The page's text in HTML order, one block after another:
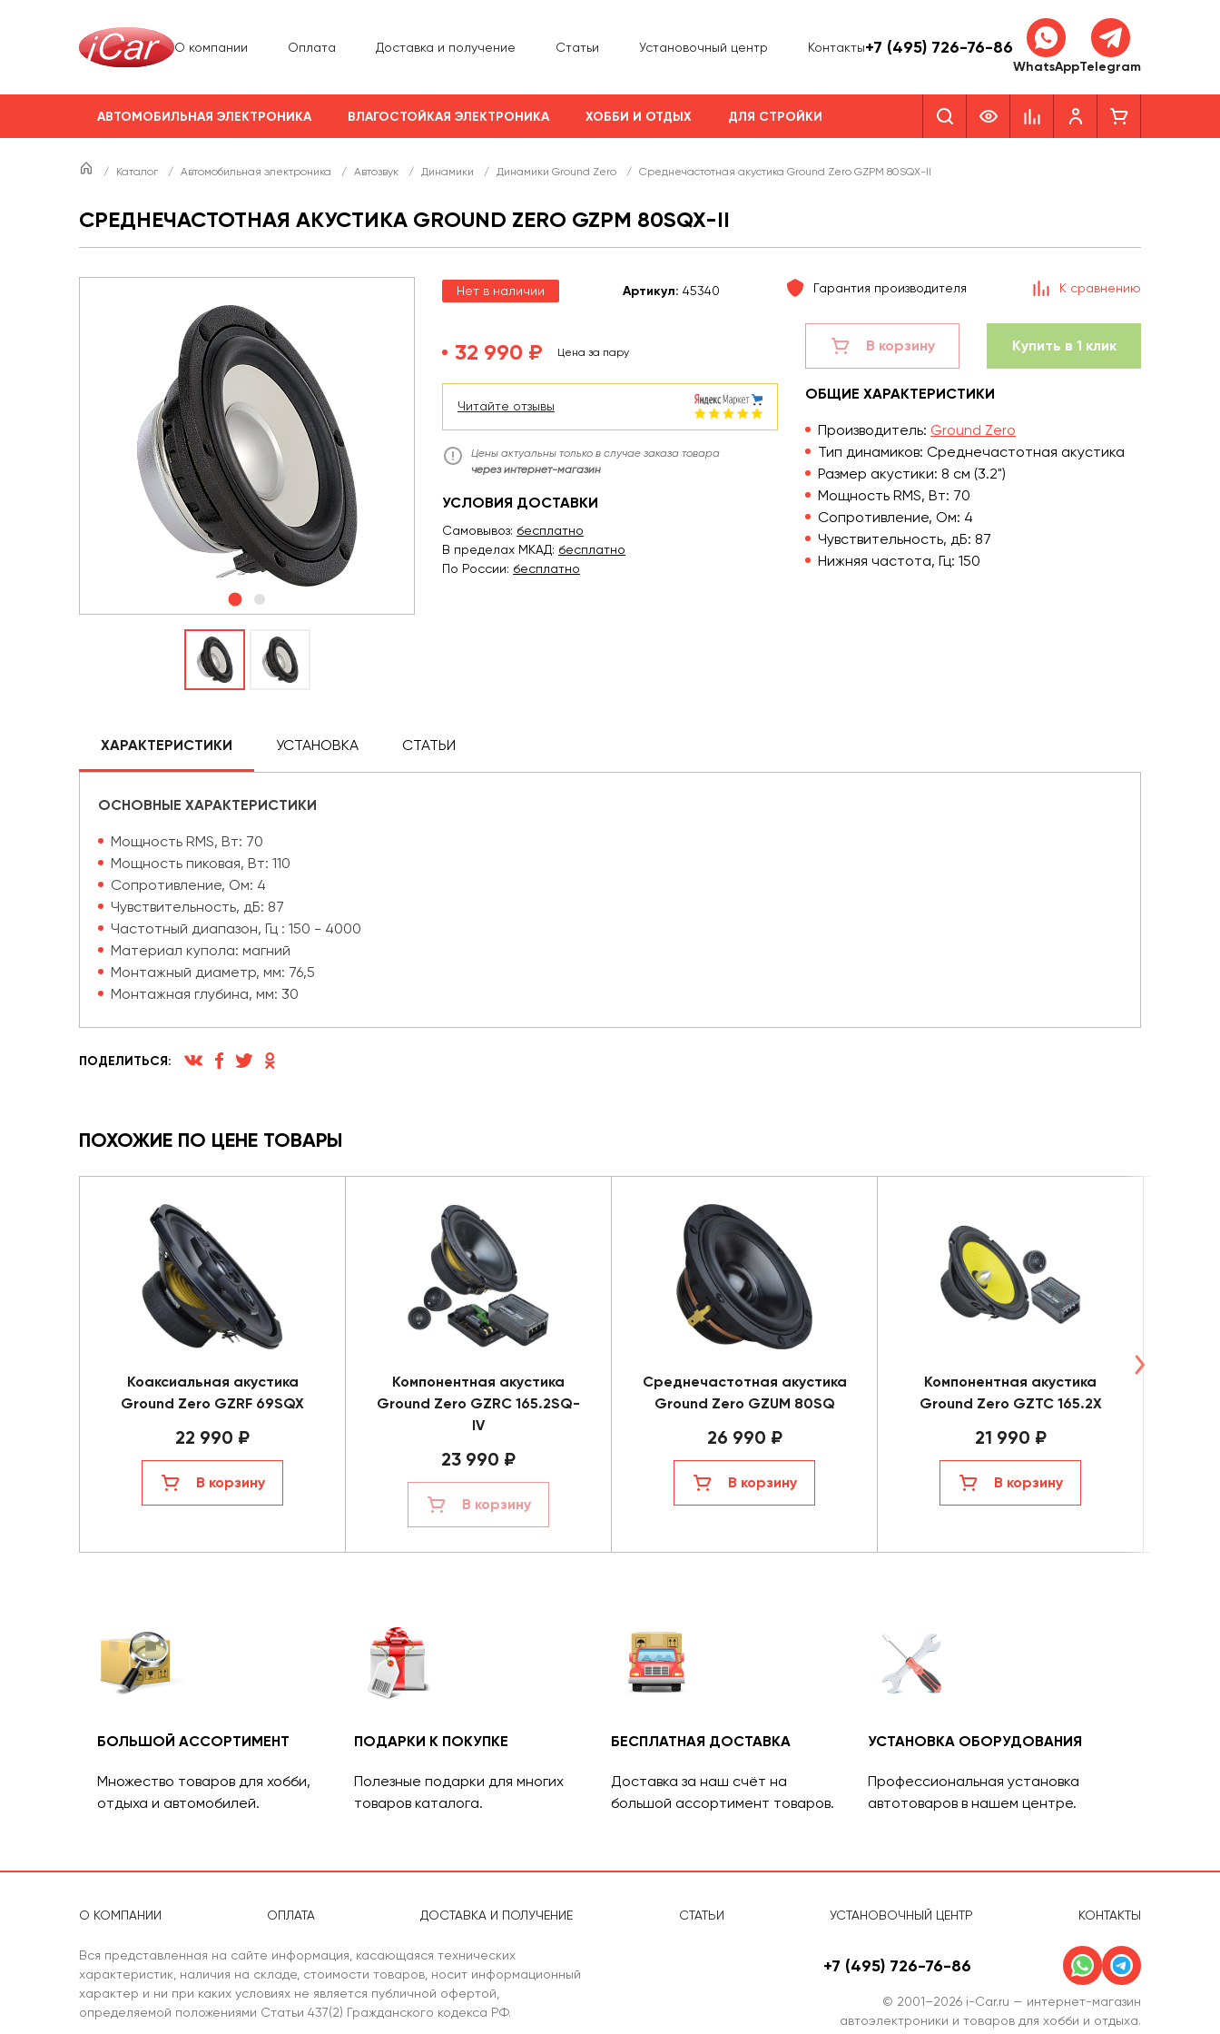
О компании Оплата Доставка и получение Статьи Установочный центр Контакты+7 (495) 726-76-86
WhatsAppTelegram
АВТОМОБИЛЬНАЯ ЭЛЕКТРОНИКА ВЛАГОСТОЙКАЯ ЭЛЕКТРОНИКА ХОББИ И ОТДЫХ ДЛЯ СТРОЙКИ
/ Каталог / Автомобильная электроника / Автозвук / Динамики / Динамики Ground Zero / Среднечастотная акустика Ground Zero GZPM 80SQX-II
СРЕДНЕЧАСТОТНАЯ АКУСТИКА GROUND ZERO GZPM 80SQX-II
Нет в наличии Артикул: 45340 Гарантия производителя К сравнению
32 990 ₽ Цена за пару
Читайте отзывы
Цены актуальны только в случае заказа товара
через интернет-магазин
УСЛОВИЯ ДОСТАВКИ
Самовывоз: бесплатно
В пределах МКАД: бесплатно
По России: бесплатно
В корзину Купить в 1 клик
ОБЩИЕ ХАРАКТЕРИСТИКИ
Производитель: Ground Zero
Тип динамиков: Среднечастотная акустика
Размер акустики: 8 см (3.2")
Мощность RMS, Вт: 70
Сопротивление, Ом: 4
Чувствительность, дБ: 87
Нижняя частота, Гц: 150
ХАРАКТЕРИСТИКИ УСТАНОВКА СТАТЬИ
ОСНОВНЫЕ ХАРАКТЕРИСТИКИ
Мощность RMS, Вт: 70
Мощность пиковая, Вт: 110
Сопротивление, Ом: 4
Чувствительность, дБ: 87
Частотный диапазон, Гц : 150 - 4000
Материал купола: магний
Монтажный диаметр, мм: 76,5
Монтажная глубина, мм: 30
ПОДЕЛИТЬСЯ:
ПОХОЖИЕ ПО ЦЕНЕ ТОВАРЫ
Коаксиальная акустика
Ground Zero GZRF 69SQX
22 990 ₽
В корзину
Компонентная акустика
Ground Zero GZRC 165.2SQ-
IV
23 990 ₽
В корзину
Среднечастотная акустика
Ground Zero GZUM 80SQ
26 990 ₽
В корзину
Компонентная акустика
Ground Zero GZTC 165.2X
21 990 ₽
В корзину
БОЛЬШОЙ АССОРТИМЕНТ
Множество товаров для хобби,
отдыха и автомобилей.
ПОДАРКИ К ПОКУПКЕ
Полезные подарки для многих
товаров каталога.
БЕСПЛАТНАЯ ДОСТАВКА
Доставка за наш счёт на
большой ассортимент товаров.
УСТАНОВКА ОБОРУДОВАНИЯ
Профессиональная установка
автотоваров в нашем центре.
О КОМПАНИИ ОПЛАТА ДОСТАВКА И ПОЛУЧЕНИЕ СТАТЬИ УСТАНОВОЧНЫЙ ЦЕНТР КОНТАКТЫ
Вся представленная на сайте информация, касающаяся технических
характеристик, наличия на складе, стоимости товаров, носит информационный
характер и ни при каких условиях не является публичной офертой,
определяемой положениями Статьи 437(2) Гражданского кодекса РФ.
+7 (495) 726-76-86
© 2001–2026 i-Car.ru — интернет-магазин
автоэлектроники и товаров для хобби и отдыха.